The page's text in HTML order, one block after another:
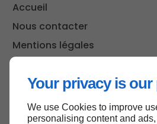
Your privacy is
We use Cookies to improve
personalising content and
Accueil
Nous contacter
Mentions légales
Haut de